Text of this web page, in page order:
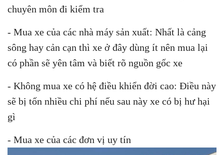
chuyên môn đi kiểm tra
- Mua xe của các nhà máy sản xuất: Nhất là cảng
sông hay cản cạn thì xe ở đây dùng ít nên mua lại
có phần sẽ yên tâm và biết rõ nguồn gốc xe
- Không mua xe có hệ điều khiển đời cao: Điều này
sẽ bị tốn nhiều chi phí nếu sau này xe có bị hư hại
gì
- Mua xe của các đơn vị uy tín